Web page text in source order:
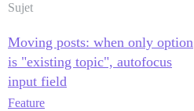
Sujet
Moving posts: when only option
is "existing topic", autofocus
input field
Feature